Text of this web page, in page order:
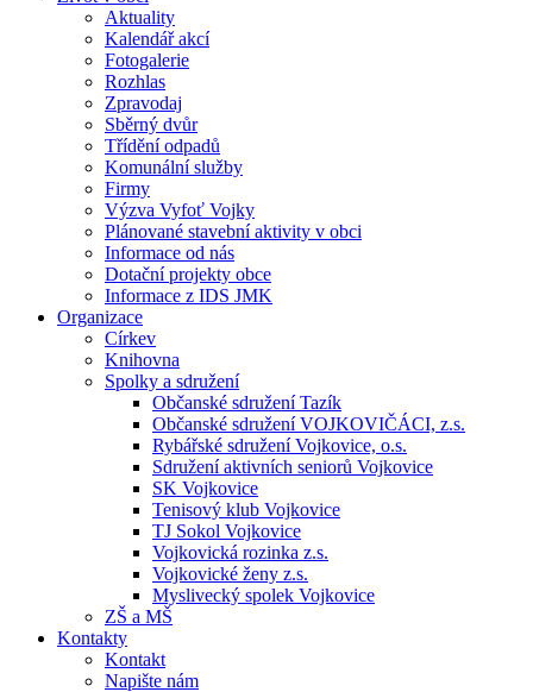
Aktuality
Kalendář akcí
Fotogalerie
Rozhlas
Zpravodaj
Sběrný dvůr
Třídění odpadů
Komunální služby
Firmy
Výzva Vyfoť Vojky
Plánované stavební aktivity v obci
Informace od nás
Dotační projekty obce
Informace z IDS JMK
Organizace
Církev
Knihovna
Spolky a sdružení
Občanské sdružení Tazík
Občanské sdružení VOJKOVIČÁCI, z.s.
Rybářské sdružení Vojkovice, o.s.
Sdružení aktivních seniorů Vojkovice
SK Vojkovice
Tenisový klub Vojkovice
TJ Sokol Vojkovice
Vojkovická rozinka z.s.
Vojkovické ženy z.s.
Myslivecký spolek Vojkovice
ZŠ a MŠ
Kontakty
Kontakt
Napište nám